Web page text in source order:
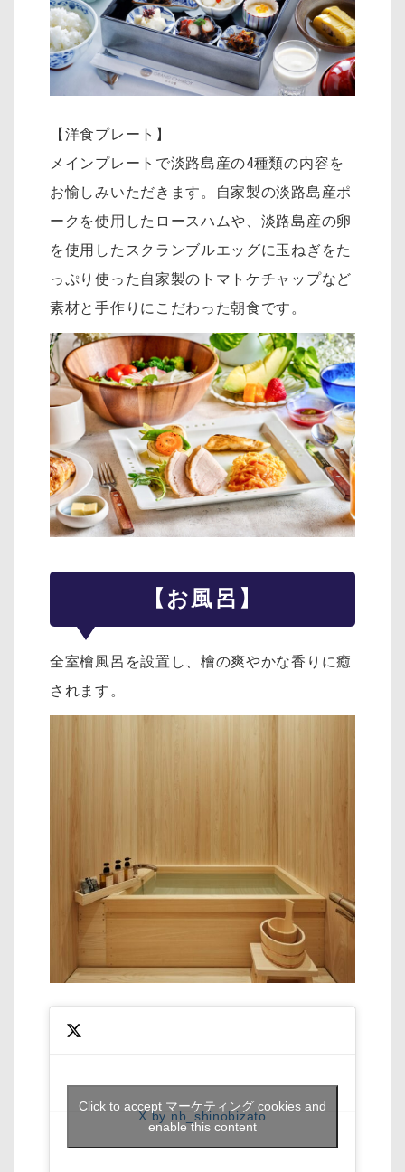
【洋食プレート】
メインプレートで淡路島産の4種類の内容を
お愉しみいただきます。自家製の淡路島産ポ
ークを使用したロースハムや、淡路島産の卵
を使用したスクランブルエッグに玉ねぎをた
っぷり使った自家製のトマトケチャップなど
素材と手作りにこだわった朝食です。
【お風呂】
全室檜風呂を設置し、檜の爽やかな香りに癒
されます。
X by nb_shinobizato
Click to accept マーケティング cookies and
enable this content